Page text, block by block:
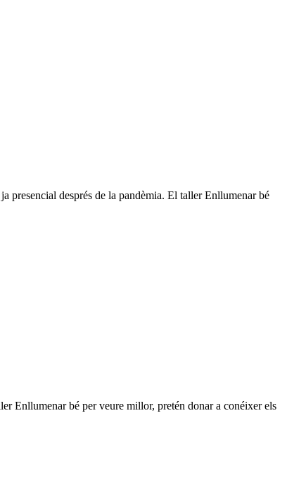
presencial després de la pandèmia. El taller Enllumenar bé
Enllumenar bé per veure millor, pretén donar a conéixer els